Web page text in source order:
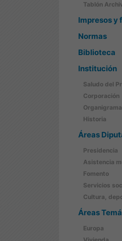
Tablón
Impresos y
Normas
Biblioteca
Institución
Saludo del
Corporación
Organigrama
Historia
Áreas
Presidencia
Asistencia
Fomento
Servicios
Cultura,
Áreas
Europa